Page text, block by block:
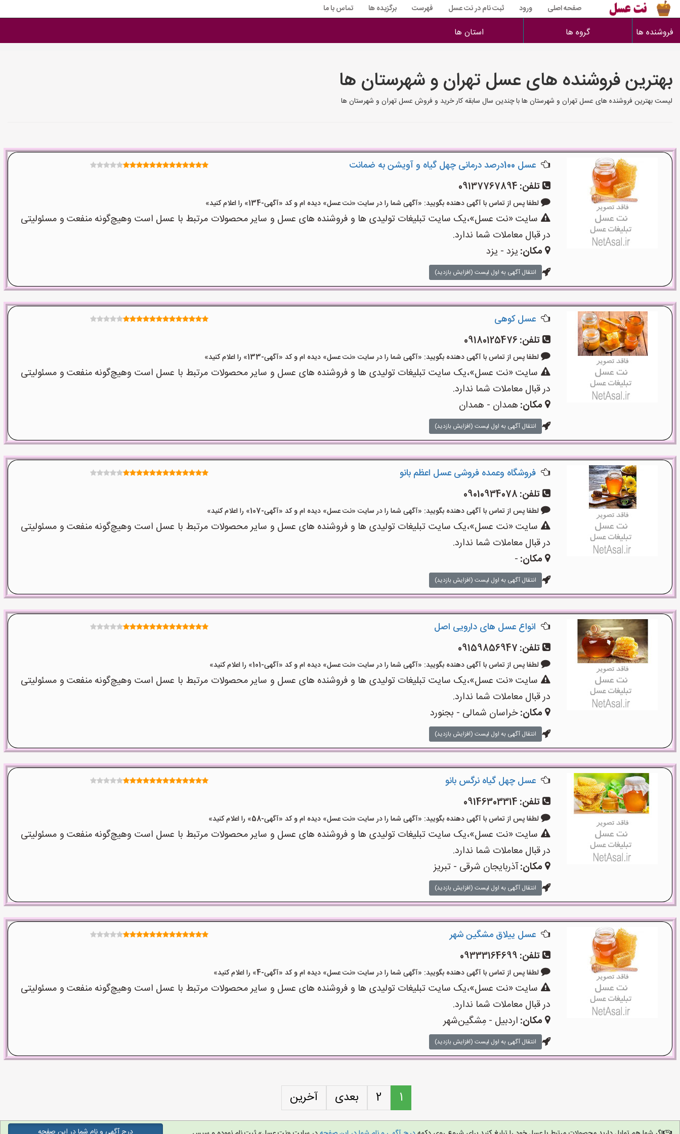
صفحه اصلی ورود ثبت نام در نت عسل فهرست برگزیده ها تماس با ما
فروشنده ها گروه ها استان ها
بهترین فروشنده های عسل تهران و شهرستان ها
لیست بهترین فروشنده های عسل تهران و شهرستان ها با چندین سال سابقه کار خرید و فروش عسل تهران و شهرستان ها
عسل 100درصد درمانی چهل گیاه و آویشن به ضمانت
تلفن: 09137767894
لطفا پس از تماس با آگهی دهنده بگویید: «آگهی شما را در سایت «نت عسل» دیده ام و کد «آگهی-134» را اعلام کنید»
سایت «نت عسل»،یک سایت تبلیغات تولیدی ها و فروشنده های عسل و سایر محصولات مرتبط با عسل است وهیچ‌گونه منفعت و مسئولیتی
در قبال معاملات شما ندارد.
مکان: یزد - یزد
انتقال آگهی به اول لیست (افزایش بازدید)
عسل کوهی
تلفن: 09180125476
لطفا پس از تماس با آگهی دهنده بگویید: «آگهی شما را در سایت «نت عسل» دیده ام و کد «آگهی-133» را اعلام کنید»
سایت «نت عسل»،یک سایت تبلیغات تولیدی ها و فروشنده های عسل و سایر محصولات مرتبط با عسل است وهیچ‌گونه منفعت و مسئولیتی
در قبال معاملات شما ندارد.
مکان: همدان - همدان
انتقال آگهی به اول لیست (افزایش بازدید)
فروشگاه وعمده فروشی عسل اعظم بانو
تلفن: 09010934078
لطفا پس از تماس با آگهی دهنده بگویید: «آگهی شما را در سایت «نت عسل» دیده ام و کد «آگهی-107» را اعلام کنید»
سایت «نت عسل»،یک سایت تبلیغات تولیدی ها و فروشنده های عسل و سایر محصولات مرتبط با عسل است وهیچ‌گونه منفعت و مسئولیتی
در قبال معاملات شما ندارد.
مکان: -
انتقال آگهی به اول لیست (افزایش بازدید)
انواع عسل های دارویی اصل
تلفن: 09159856947
لطفا پس از تماس با آگهی دهنده بگویید: «آگهی شما را در سایت «نت عسل» دیده ام و کد «آگهی-101» را اعلام کنید»
سایت «نت عسل»،یک سایت تبلیغات تولیدی ها و فروشنده های عسل و سایر محصولات مرتبط با عسل است وهیچ‌گونه منفعت و مسئولیتی
در قبال معاملات شما ندارد.
مکان:خراسان شمالی - بجنورد
انتقال آگهی به اول لیست (افزایش بازدید)
عسل چهل گیاه نرگس بانو
تلفن: 09146303314
لطفا پس از تماس با آگهی دهنده بگویید: «آگهی شما را در سایت «نت عسل» دیده ام و کد «آگهی-58» را اعلام کنید»
سایت «نت عسل»،یک سایت تبلیغات تولیدی ها و فروشنده های عسل و سایر محصولات مرتبط با عسل است وهیچ‌گونه منفعت و مسئولیتی
در قبال معاملات شما ندارد.
مکان:آذربایجان شرقی - تبریز
انتقال آگهی به اول لیست (افزایش بازدید)
عسل ییلاق مشگین شهر
تلفن: 09333164699
لطفا پس از تماس با آگهی دهنده بگویید: «آگهی شما را در سایت «نت عسل» دیده ام و کد «آگهی-4» را اعلام کنید»
سایت «نت عسل»،یک سایت تبلیغات تولیدی ها و فروشنده های عسل و سایر محصولات مرتبط با عسل است وهیچ‌گونه منفعت و مسئولیتی
در قبال معاملات شما ندارد.
مکان: اردبیل - مِشگین‌شهر
انتقال آگهی به اول لیست (افزایش بازدید)
1
2 بعدی آخرین